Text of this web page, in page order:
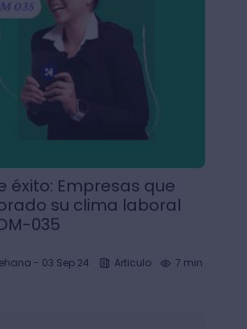
éxito: Empresas que
su clima laboral
035
- 03 Sep 24 Articulo 7 min.